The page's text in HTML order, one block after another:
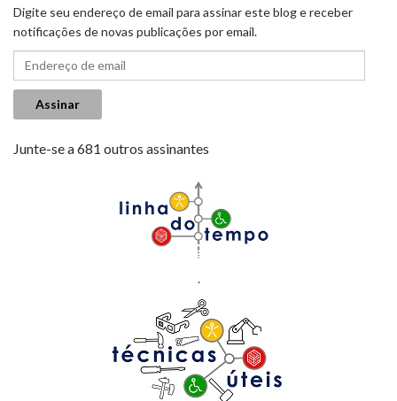
Digite seu endereço de email para assinar este blog e receber
notificações de novas publicações por email.
Endereço de email
Assinar
Junte-se a 681 outros assinantes
.